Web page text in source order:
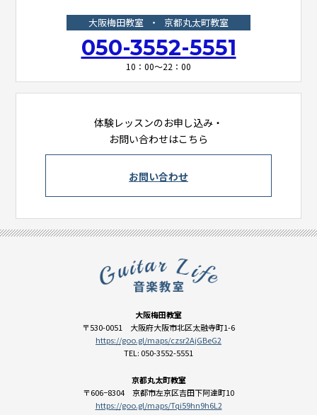
大阪梅田教室 ・ 京都丸太町教室
050-3552-5551
10：00～22：00
体験レッスンのお申し込み・
お問い合わせはこちら
お問い合わせ
大阪梅田教室
〒530-0051 大阪府大阪市北区太融寺町1-6
https://goo.gl/maps/czsr2AjGBeG2
TEL: 050-3552-5551
京都丸太町教室
〒606−8304 京都市左京区吉田下阿達町10
https://goo.gl/maps/Tqi59hn9h6L2